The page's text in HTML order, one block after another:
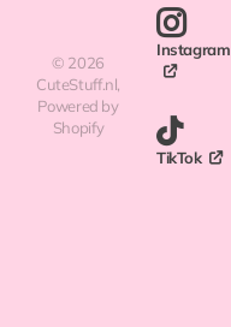
© 2026
CuteStuff.nl,
Powered by
Shopify
Instagram
TikTok